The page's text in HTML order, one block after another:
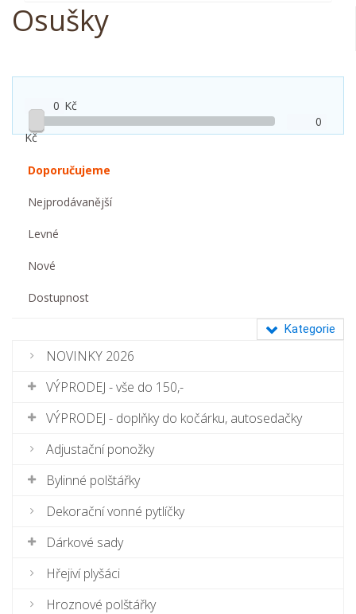
Osušky
Kč
Kč
Doporučujeme
Nejprodávanější
Levné
Nové
Dostupnost
Kategorie
NOVINKY 2026
VÝPRODEJ - vše do 150,-
VÝPRODEJ - doplňky do kočárku, autosedačky
Adjustační ponožky
Bylinné polštářky
Dekorační vonné pytlíčky
Dárkové sady
Hřejiví plyšáci
Hroznové polštářky